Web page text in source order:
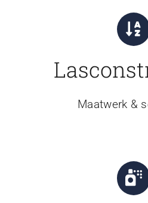
Maatwerk &